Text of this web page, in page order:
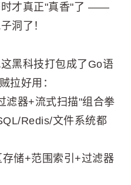
时才真正"真香"了 ——
洞了！
黑科技打包成了Go语
拉好用：
滤器+流式扫描"组合拳
Redis/文件系统都
储+范围索引+过滤器